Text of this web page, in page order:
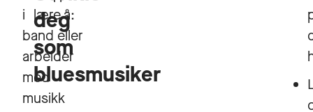
i
band eller
arbeider
med
musikk
deg
som
bluesmusiker
lære å: